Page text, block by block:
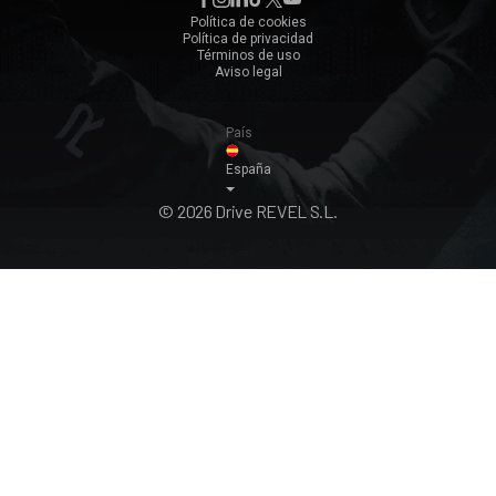
Política de cookies
Política de privacidad
Términos de uso
Aviso legal
País
España
© 2026 Drive REVEL S.L.